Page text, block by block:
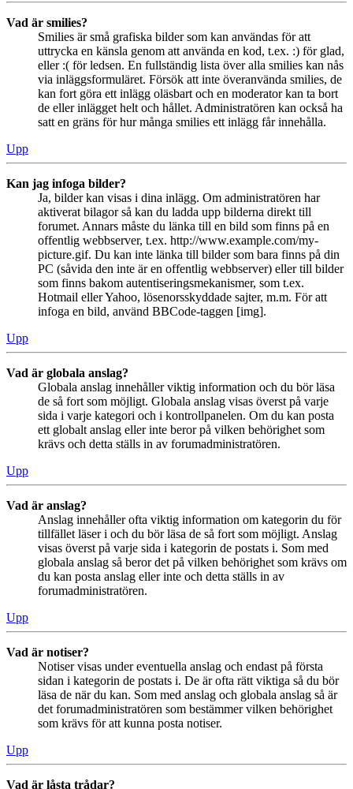
Vad är smilies?
Smilies är små grafiska bilder som kan användas för att
uttrycka en känsla genom att använda en kod, t.ex. :) för glad,
eller :( för ledsen. En fullständig lista över alla smilies kan nås
via inläggsformuläret. Försök att inte överanvända smilies, de
kan fort göra ett inlägg oläsbart och en moderator kan ta bort
de eller inlägget helt och hållet. Administratören kan också ha
satt en gräns för hur många smilies ett inlägg får innehålla.
Upp
Kan jag infoga bilder?
Ja, bilder kan visas i dina inlägg. Om administratören har
aktiverat bilagor så kan du ladda upp bilderna direkt till
forumet. Annars måste du länka till en bild som finns på en
offentlig webbserver, t.ex. http://www.example.com/my-
picture.gif. Du kan inte länka till bilder som bara finns på din
PC (såvida den inte är en offentlig webbserver) eller till bilder
som finns bakom autentiseringsmekanismer, som t.ex.
Hotmail eller Yahoo, lösenorsskyddade sajter, m.m. För att
infoga en bild, använd BBCode-taggen [img].
Upp
Vad är globala anslag?
Globala anslag innehåller viktig information och du bör läsa
de så fort som möjligt. Globala anslag visas överst på varje
sida i varje kategori och i kontrollpanelen. Om du kan posta
ett globalt anslag eller inte beror på vilken behörighet som
krävs och detta ställs in av forumadministratören.
Upp
Vad är anslag?
Anslag innehåller ofta viktig information om kategorin du för
tillfället läser i och du bör läsa de så fort som möjligt. Anslag
visas överst på varje sida i kategorin de postats i. Som med
globala anslag så beror det på vilken behörighet som krävs om
du kan posta anslag eller inte och detta ställs in av
forumadministratören.
Upp
Vad är notiser?
Notiser visas under eventuella anslag och endast på första
sidan i kategorin de postats i. De är ofta rätt viktiga så du bör
läsa de när du kan. Som med anslag och globala anslag så är
det forumadministratören som bestämmer vilken behörighet
som krävs för att kunna posta notiser.
Upp
Vad är låsta trådar?